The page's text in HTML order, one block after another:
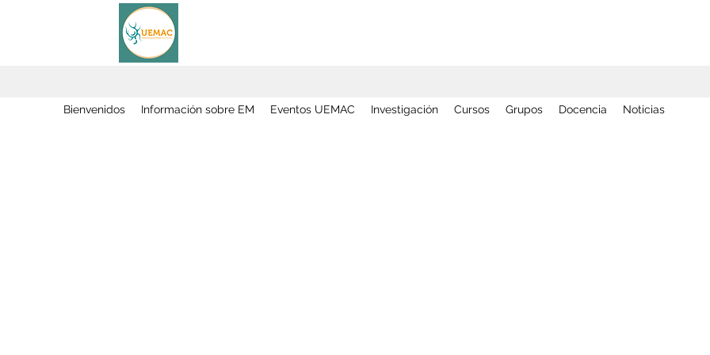
Bienvenidos Información sobre EM Eventos UEMAC Investigación Cursos Grupos Docencia Noticias